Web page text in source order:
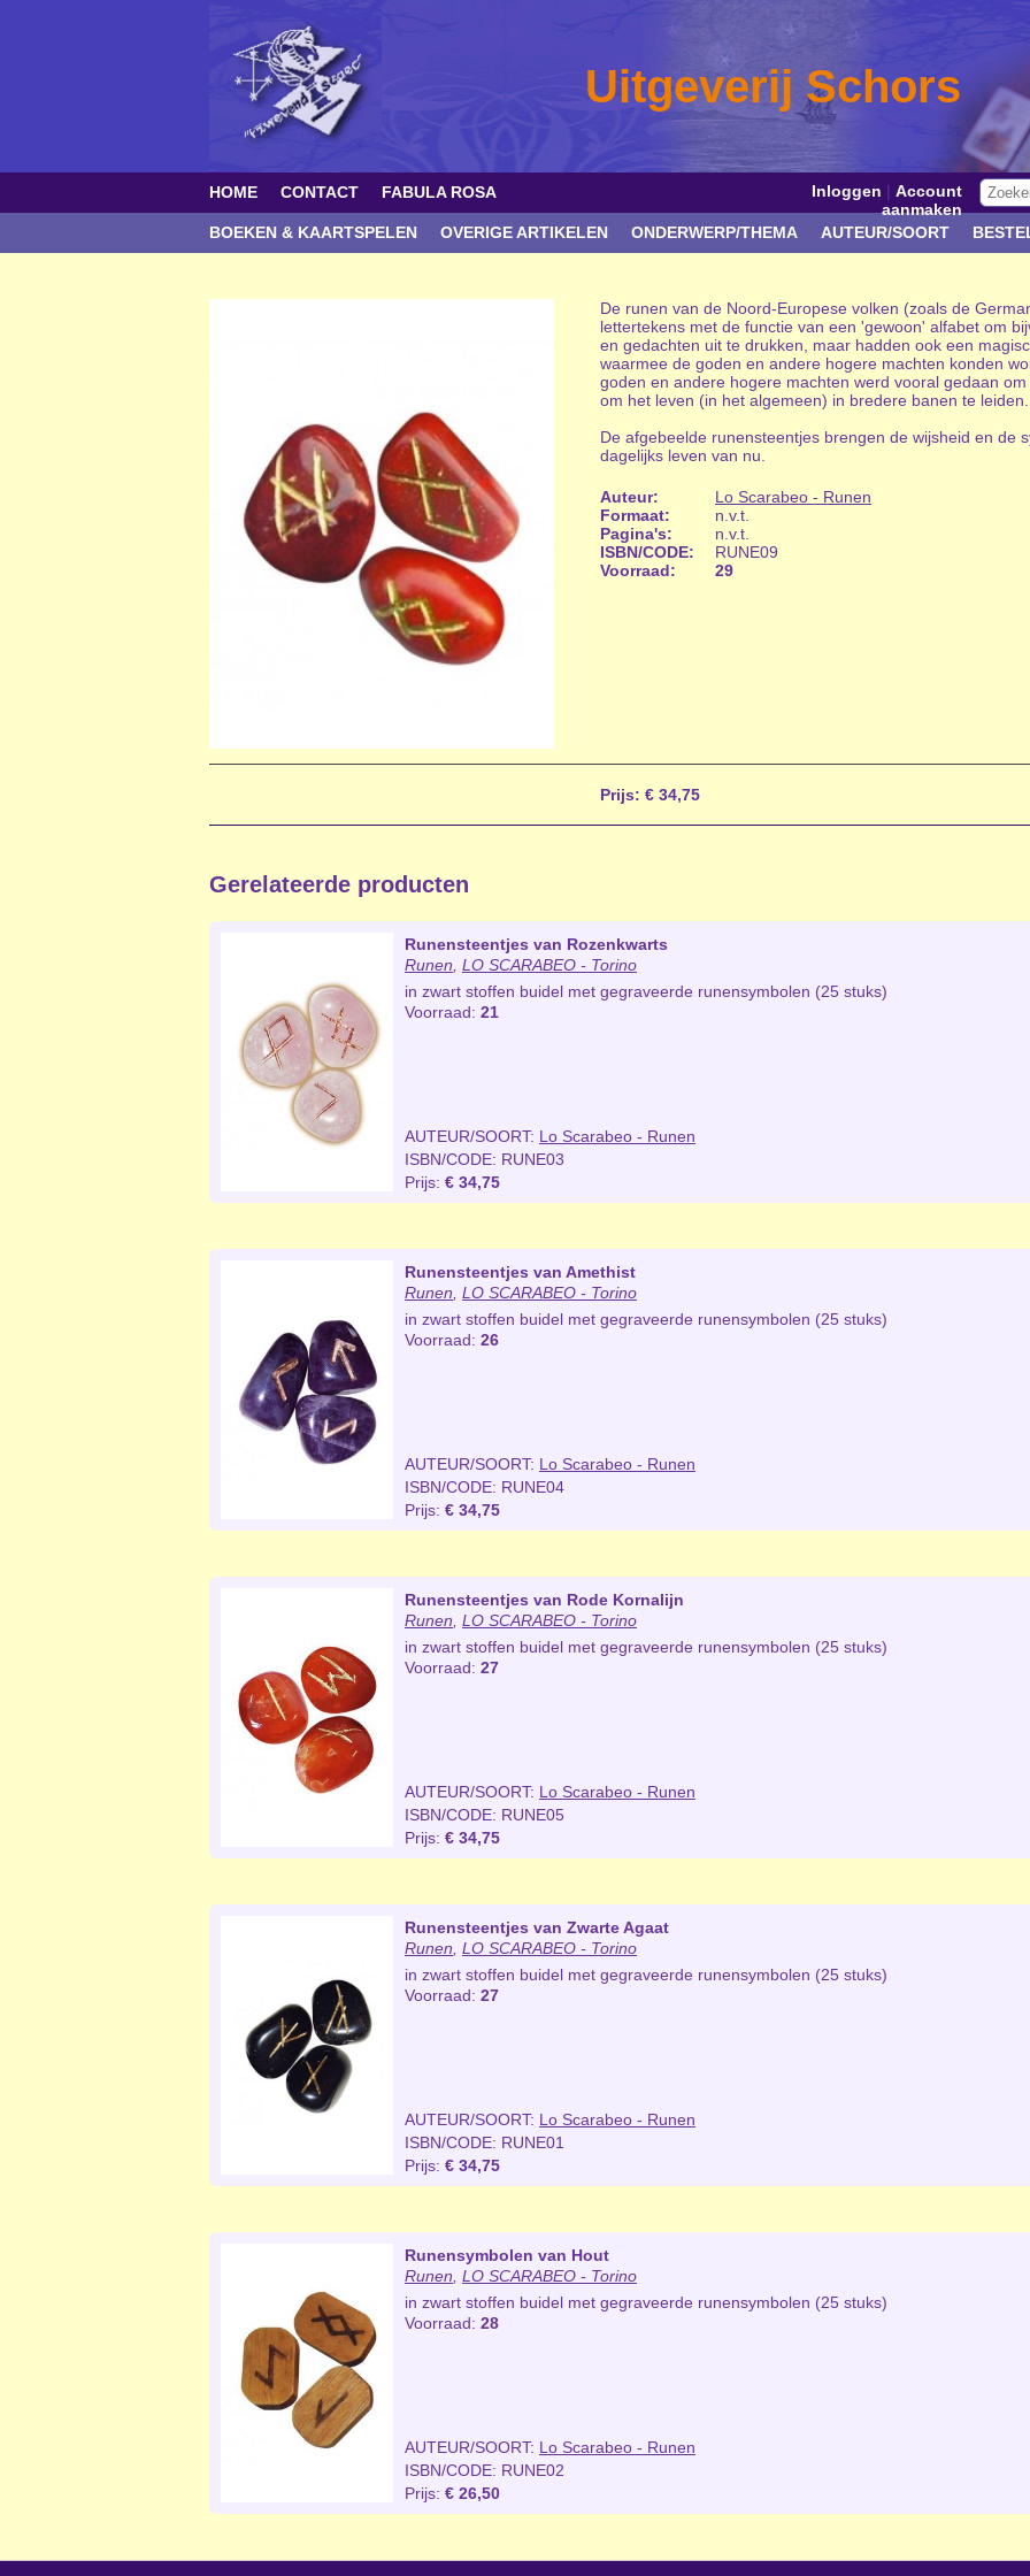
HOME CONTACT FABULA ROSA Inloggen | Account
aanmaken
Uitgeverij Schors
BOEKEN & KAARTSPELEN OVERIGE ARTIKELEN ONDERWERP/THEMA AUTEUR/SOORT
De runen van de Noord-Europese volken (zoals de
lettertekens met de functie van een 'gewoon' alfabet om
en gedachten uit te drukken, maar hadden ook een
waarmee de goden en andere hogere machten konden
goden en andere hogere machten werd vooral gedaan
om het leven (in het algemeen) in bredere banen te leiden.
De afgebeelde runensteentjes brengen de wijsheid en de
dagelijks leven van nu.
Auteur:
Lo Scarabeo - Runen
Formaat:
n.v.t.
Pagina's:
n.v.t.
ISBN/CODE:
RUNE09
Voorraad:
29
Prijs: € 34,75
Gerelateerde producten
Runensteentjes van Rozenkwarts
Runen LO SCARABEO - Torino
in zwart stoffen buidel met gegraveerde runensymbolen (25 stuks)
Voorraad: 21
AUTEUR/SOORT: Lo Scarabeo - Runen
ISBN/CODE: RUNE03
Prijs: € 34,75
Runensteentjes van Amethist
Runen LO SCARABEO - Torino
in zwart stoffen buidel met gegraveerde runensymbolen (25 stuks)
Voorraad: 26
AUTEUR/SOORT: Lo Scarabeo - Runen
ISBN/CODE: RUNE04
Prijs: € 34,75
Runensteentjes van Rode Kornalijn
Runen LO SCARABEO - Torino
in zwart stoffen buidel met gegraveerde runensymbolen (25 stuks)
Voorraad: 27
AUTEUR/SOORT: Lo Scarabeo - Runen
ISBN/CODE: RUNE05
Prijs: € 34,75
Runensteentjes van Zwarte Agaat
Runen LO SCARABEO - Torino
in zwart stoffen buidel met gegraveerde runensymbolen (25 stuks)
Voorraad: 27
AUTEUR/SOORT: Lo Scarabeo - Runen
ISBN/CODE: RUNE01
Prijs: € 34,75
Runensymbolen van Hout
Runen LO SCARABEO - Torino
in zwart stoffen buidel met gegraveerde runensymbolen (25 stuks)
Voorraad: 28
AUTEUR/SOORT: Lo Scarabeo - Runen
ISBN/CODE: RUNE02
Prijs: € 26,50